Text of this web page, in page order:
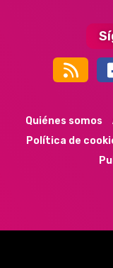
Quiénes somos
Política de